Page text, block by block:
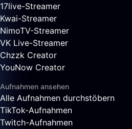
17live-Streamer
Kwai-Streamer
NimoTV-Streamer
VK Live-Streamer
Chzzk Creator
YouNow Creator
Aufnahmen ansehen
Alle Aufnahmen durchstöbern
TikTok-Aufnahmen
Twitch-Aufnahmen